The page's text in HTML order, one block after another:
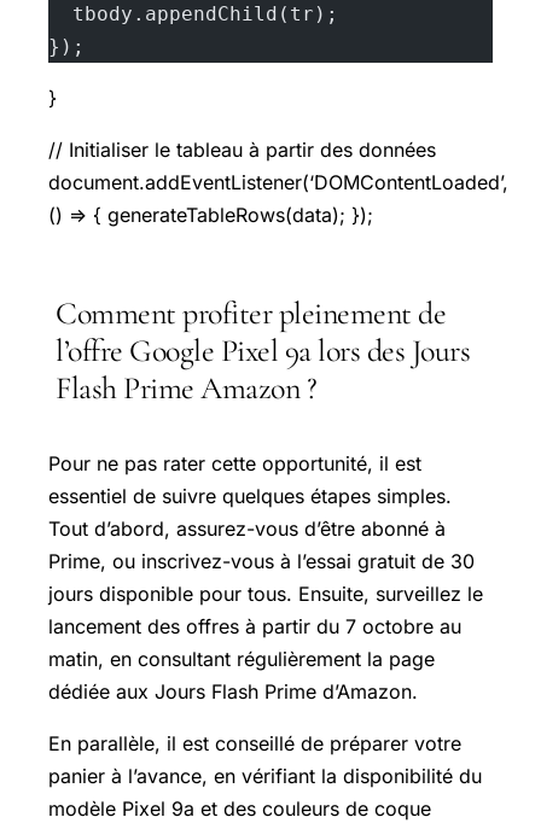
  tbody.appendChild(tr);
});
}
// Initialiser le tableau à partir des données
document.addEventListener(‘DOMContentLoaded’,
() => { generateTableRows(data); });
Comment profiter pleinement de
l’offre Google Pixel 9a lors des Jours
Flash Prime Amazon ?
Pour ne pas rater cette opportunité, il est
essentiel de suivre quelques étapes simples.
Tout d’abord, assurez-vous d’être abonné à
Prime, ou inscrivez-vous à l’essai gratuit de 30
jours disponible pour tous. Ensuite, surveillez le
lancement des offres à partir du 7 octobre au
matin, en consultant régulièrement la page
dédiée aux Jours Flash Prime d’Amazon.
En parallèle, il est conseillé de préparer votre
panier à l’avance, en vérifiant la disponibilité du
modèle Pixel 9a et des couleurs de coque